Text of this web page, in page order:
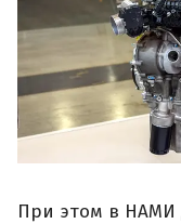
При этом в НАМИ